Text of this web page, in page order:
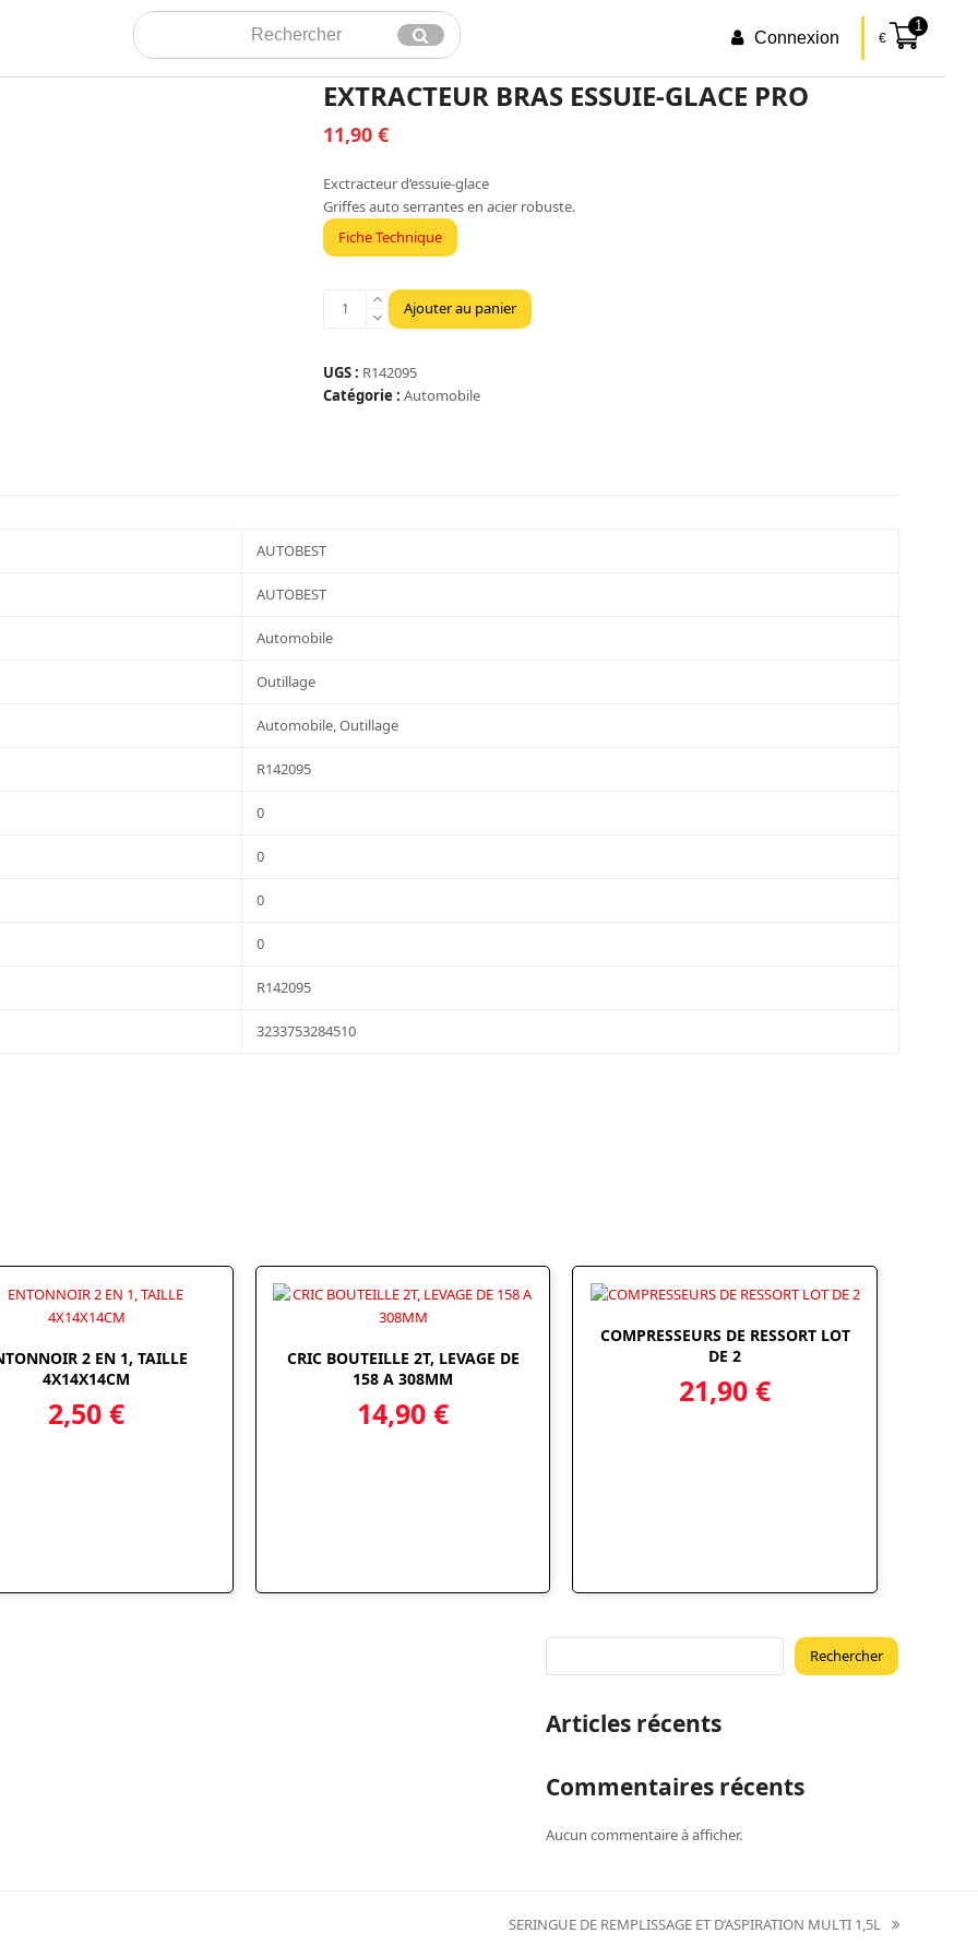
Rechercher
Envoyer Connexion €
1
EXTRACTEUR BRAS ESSUIE-GLACE PRO
11,90 €
Exctracteur d’essuie-glace
Griffes auto serrantes en acier robuste.
Fiche Technique
quantité
BRAS
ESSUIE-
Ajouter au panier
UGS : R142095
Catégorie : Automobile
AUTOBEST
AUTOBEST
Automobile
Outillage
Automobile, Outillage
R142095
0
0
0
0
R142095
3233753284510
2 EN 1, TAILLE
4X14X14CM
2,50 €
CRIC BOUTEILLE 2T, LEVAGE DE
158 A 308MM
14,90 €
COMPRESSEURS DE RESSORT LOT
DE 2
21,90 €
Rechercher
Articles récents
Commentaires récents
Aucun commentaire à afficher.
next
SERINGUE DE REMPLISSAGE ET D’ASPIRATION MULTI 1,5L